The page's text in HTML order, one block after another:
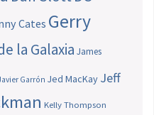
Cates Gerry
la Galaxia James
Garrón Jed MacKay Jeff
Kelly Thompson